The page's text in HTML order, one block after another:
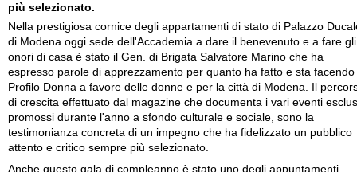
più selezionato.
Nella prestigiosa cornice degli appartamenti di stato di Palazzo
di Modena oggi sede dell'Accademia a dare il benevenuto e a fare gli
onori di casa è stato il Gen. di Brigata Salvatore Marino che ha
espresso parole di apprezzamento per quanto ha fatto e sta facendo
Profilo Donna a favore delle donne e per la città di Modena. Il
di crescita effettuato dal magazine che documenta i vari eventi
promossi durante l'anno a sfondo culturale e sociale, sono la
testimonianza concreta di un impegno che ha fidelizzato un pubblico
attento e critico sempre più selezionato.
Anche questo gala di compleanno è stato uno degli appuntamenti